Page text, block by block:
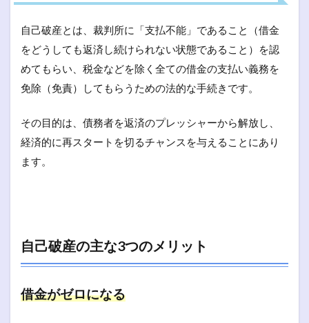
自己破産とは、裁判所に「支払不能」であること（借金
をどうしても返済し続けられない状態であること）を認
めてもらい、税金などを除く全ての借金の支払い義務を
免除（免責）してもらうための法的な手続きです。
その目的は、債務者を返済のプレッシャーから解放し、
経済的に再スタートを切るチャンスを与えることにあり
ます。
自己破産の主な3つのメリット
借金がゼロになる